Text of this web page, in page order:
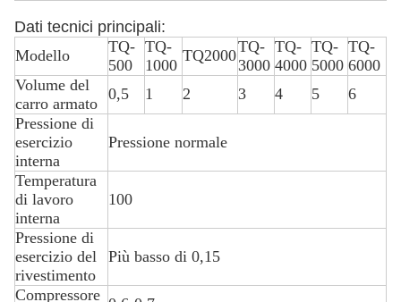
Dati tecnici principali:
Modello
TQ-
500
TQ-
1000
TQ2000TQ-
3000
TQ-
4000
TQ-
5000
TQ-
6000
Volume del
carro armato
0,5 1 2 3 4 5
6
Pressione di
esercizio
interna
Pressione normale
Temperatura
di lavoro
interna
100
Pressione di
esercizio del
rivestimento
Più basso di 0,15
Compressore